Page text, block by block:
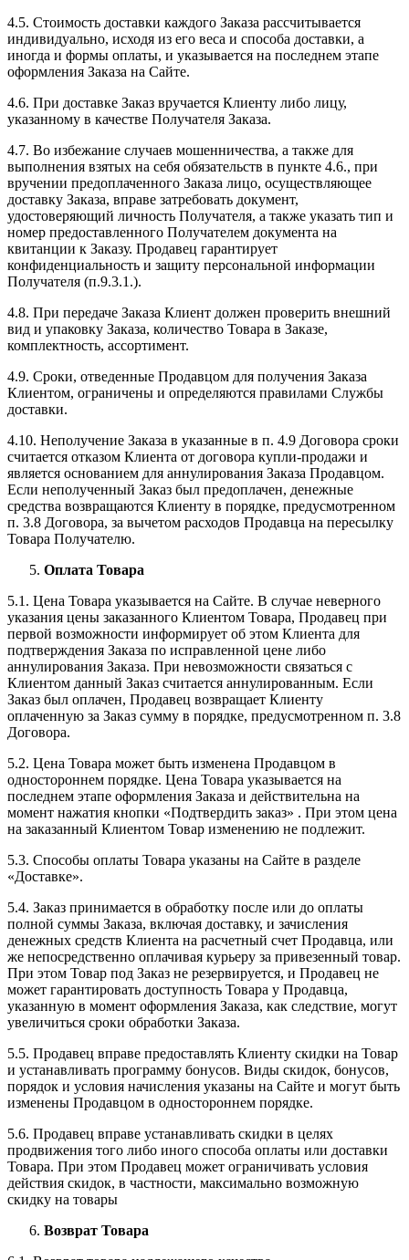
4.5. Стоимость доставки каждого Заказа рассчитывается
индивидуально, исходя из его веса и способа доставки, а
иногда и формы оплаты, и указывается на последнем этапе
оформления Заказа на Сайте.
4.6. При доставке Заказ вручается Клиенту либо лицу,
указанному в качестве Получателя Заказа.
4.7. Во избежание случаев мошенничества, а также для
выполнения взятых на себя обязательств в пункте 4.6., при
вручении предоплаченного Заказа лицо, осуществляющее
доставку Заказа, вправе затребовать документ,
удостоверяющий личность Получателя, а также указать тип и
номер предоставленного Получателем документа на
квитанции к Заказу. Продавец гарантирует
конфиденциальность и защиту персональной информации
Получателя (п.9.3.1.).
4.8. При передаче Заказа Клиент должен проверить внешний
вид и упаковку Заказа, количество Товара в Заказе,
комплектность, ассортимент.
4.9. Сроки, отведенные Продавцом для получения Заказа
Клиентом, ограничены и определяются правилами Службы
доставки.
4.10. Неполучение Заказа в указанные в п. 4.9 Договора сроки
считается отказом Клиента от договора купли-продажи и
является основанием для аннулирования Заказа Продавцом.
Если неполученный Заказ был предоплачен, денежные
средства возвращаются Клиенту в порядке, предусмотренном
п. 3.8 Договора, за вычетом расходов Продавца на пересылку
Товара Получателю.
Оплата Товара
5.1. Цена Товара указывается на Сайте. В случае неверного
указания цены заказанного Клиентом Товара, Продавец при
первой возможности информирует об этом Клиента для
подтверждения Заказа по исправленной цене либо
аннулирования Заказа. При невозможности связаться с
Клиентом данный Заказ считается аннулированным. Если
Заказ был оплачен, Продавец возвращает Клиенту
оплаченную за Заказ сумму в порядке, предусмотренном п. 3.8
Договора.
5.2. Цена Товара может быть изменена Продавцом в
одностороннем порядке. Цена Товара указывается на
последнем этапе оформления Заказа и действительна на
момент нажатия кнопки «Подтвердить заказ» . При этом цена
на заказанный Клиентом Товар изменению не подлежит.
5.3. Способы оплаты Товара указаны на Сайте в разделе
«Доставке».
5.4. Заказ принимается в обработку после или до оплаты
полной суммы Заказа, включая доставку, и зачисления
денежных средств Клиента на расчетный счет Продавца, или
же непосредственно оплачивая курьеру за привезенный товар.
При этом Товар под Заказ не резервируется, и Продавец не
может гарантировать доступность Товара у Продавца,
указанную в момент оформления Заказа, как следствие, могут
увеличиться сроки обработки Заказа.
5.5. Продавец вправе предоставлять Клиенту скидки на Товар
и устанавливать программу бонусов. Виды скидок, бонусов,
порядок и условия начисления указаны на Сайте и могут быть
изменены Продавцом в одностороннем порядке.
5.6. Продавец вправе устанавливать скидки в целях
продвижения того либо иного способа оплаты или доставки
Товара. При этом Продавец может ограничивать условия
действия скидок, в частности, максимально возможную
скидку на товары
Возврат Товара